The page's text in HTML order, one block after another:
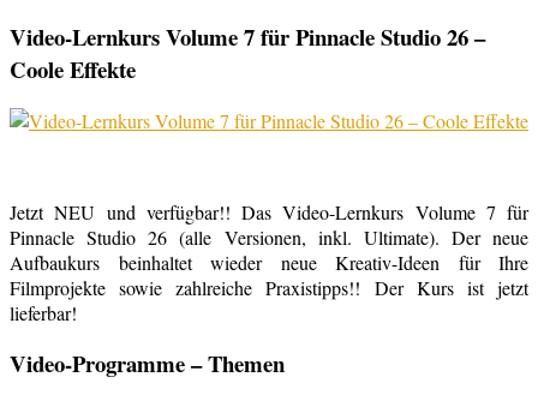
Video-Lernkurs Volume 7 für Pinnacle Studio 26 –
Coole Effekte
Jetzt NEU und verfügbar!! Das Video-Lernkurs Volume 7 für
Pinnacle Studio 26 (alle Versionen, inkl. Ultimate). Der neue
Aufbaukurs beinhaltet wieder neue Kreativ-Ideen für Ihre
Filmprojekte sowie zahlreiche Praxistipps!! Der Kurs ist jetzt
lieferbar!
Video-Programme – Themen